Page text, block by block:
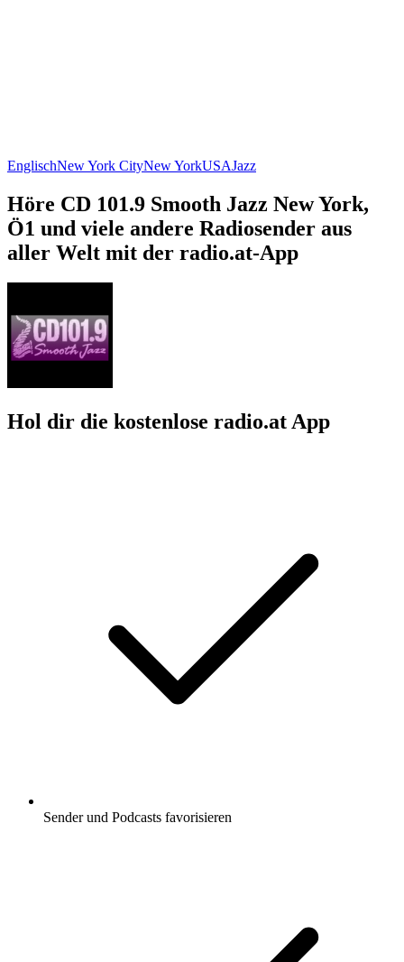
EnglischNew York CityNew YorkUSAJazz
Höre CD 101.9 Smooth Jazz New York,
Ö1 und viele andere Radiosender aus
aller Welt mit der radio.at-App
Hol dir die kostenlose radio.at App
Sender und Podcasts favorisieren